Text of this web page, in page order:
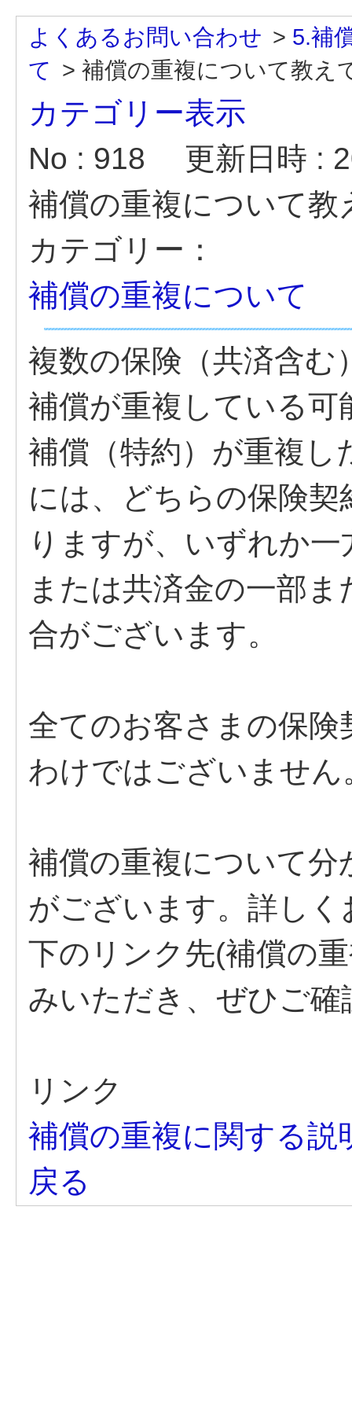
よくあるお問い合わせ > 5.補
て > 補償の重複について教え
カテゴリー表示
No : 918
更新日時 :
補償の重複について教
カテゴリー：
補償の重複について
複数の保険（共済含む
補償が重複している
補償（特約）が重複し
には、どちらの保険
りますが、いずれか
または共済金の一部
合がございます。
全てのお客さまの保
わけではございません
補償の重複について
がございます。詳し
下のリンク先(補償の
みいただき、ぜひご確
リンク
補償の重複に関する説
戻る